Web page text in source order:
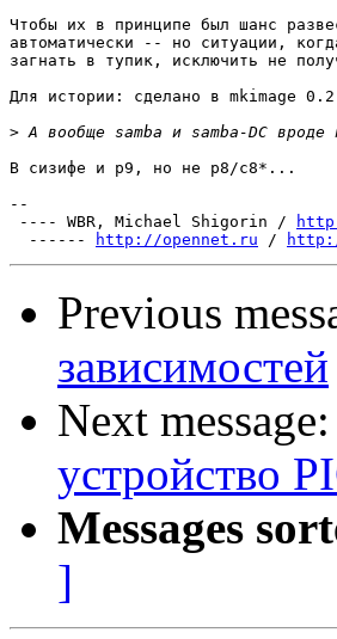
Чтобы их в принципе был шанс
автоматически -- но ситуации,
загнать в тупик, исключить не
Для истории: сделано в mkimage
>
В сизифе и p9, но не p8/c8*...
--
---- WBR, Michael Shigorin /
------
http://opennet.ru /
Previous
зависимостей
Next message:
устройство
Messages
]